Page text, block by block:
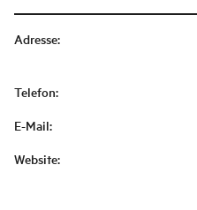
Adresse:
Telefon:
E-Mail:
Website: